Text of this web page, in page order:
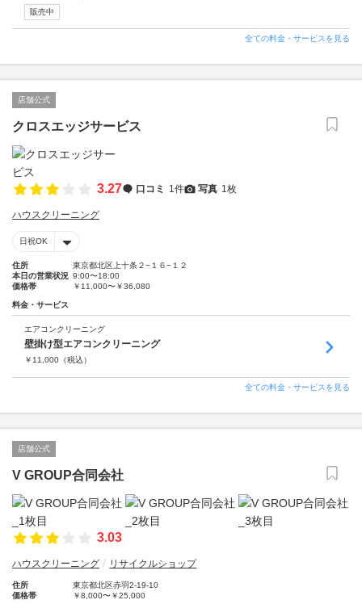
販売中
全ての料金・サービスを見る
店舗公式
クロスエッジサービス
3.27 口コミ 1件 写真 1枚
ハウスクリーニング
日祝OK
住所
東京都北区上十条２−１６−１２
本日の営業状況 9:00〜18:00
価格帯
￥11,000〜￥36,080
料金・サービス
エアコンクリーニング
壁掛け型エアコンクリーニング
￥ 11,000 （税込）
全ての料金・サービスを見る
店舗公式
V GROUP合同会社
3.03
ハウスクリーニング リサイクルショップ
住所
東京都北区赤羽2-19-10
価格帯
￥8,000〜￥25,000